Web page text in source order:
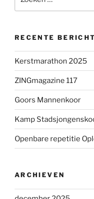
naar:
RECENTE
Kerstmarathon 2025
ZINGmagazine 117
Goors Mannenkoor
Kamp
Openbare repetitie
ARCHIEVEN